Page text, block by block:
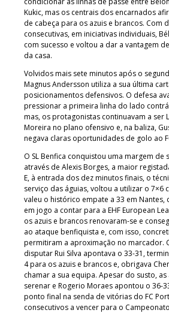
Kukic, mas os centrais dos encarnados
de cabeça para os azuis e brancos. Com
consecutivas, em iniciativas individuais,
com sucesso e voltou a dar a vantagem
da casa.
Volvidos mais sete minutos após o
Magnus Andersson utiliza a sua última
posicionamentos defensivos. O defesa
pressionar a primeira linha do lado
mas, os protagonistas continuavam a ser
Moreira no plano ofensivo e, na baliza,
negava claras oportunidades de golo ao
O SL Benfica conquistou uma margem de
através de Alexis Borges, a maior
E, à entrada dos dez minutos finais, o
serviço das águias, voltou a utilizar o 7×6
valeu o histórico empate a 33 em Nantes,
em jogo a contar para a EHF European
os azuis e brancos renovaram-se e
ao ataque benfiquista e, com isso,
permitiram a aproximação no marcador.
disputar Rui Silva apontava o 33-31,
4 para os azuis e brancos e, obrigava
chamar a sua equipa. Apesar do susto,
serenar e Rogerio Moraes apontou o 36-
ponto final na senda de vitórias do FC
consecutivos a vencer para o